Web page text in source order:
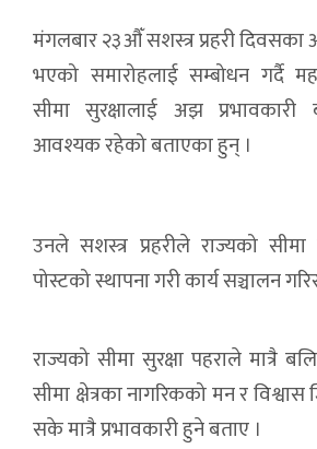
मंगलबार २३औँ सशस्त्र प्रहरी
भएको समारोहलाई सम्बोधन गर्दै
सीमा सुरक्षालाई अझ
आवश्यक रहेको बताएका हुन् ।
उनले सशस्त्र प्रहरीले राज्यको सीमा
पोस्टको स्थापना गरी कार्य सञ्चालन
राज्यको सीमा सुरक्षा पहराले मात्रै
सीमा क्षेत्रका नागरिकको मन र
सके मात्रै प्रभावकारी हुने बताए ।